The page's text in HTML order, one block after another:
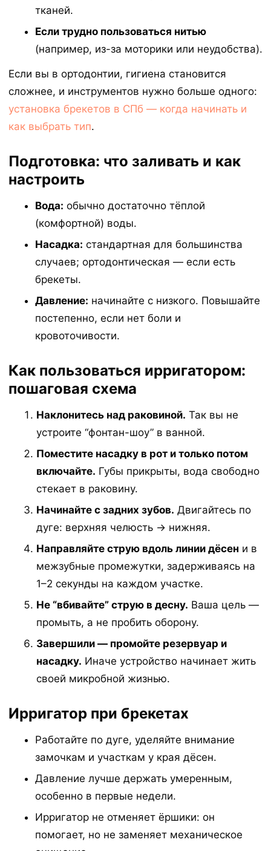
тканей.
Если трудно пользоваться нитью
(например, из-за моторики или неудобства).
Если вы в ортодонтии, гигиена становится
сложнее, и инструментов нужно больше одного:
установка брекетов в СПб — когда начинать и
как выбрать тип.
Подготовка: что заливать и как
настроить
Вода: обычно достаточно тёплой
(комфортной) воды.
Насадка: стандартная для большинства
случаев; ортодонтическая — если есть
брекеты.
Давление: начинайте с низкого. Повышайте
постепенно, если нет боли и
кровоточивости.
Как пользоваться ирригатором:
пошаговая схема
Наклонитесь над раковиной. Так вы не
устроите “фонтан-шоу” в ванной.
Поместите насадку в рот и только потом
включайте. Губы прикрыты, вода свободно
стекает в раковину.
Начинайте с задних зубов. Двигайтесь по
дуге: верхняя челюсть → нижняя.
Направляйте струю вдоль линии дёсен и в
межзубные промежутки, задерживаясь на
1–2 секунды на каждом участке.
Не “вбивайте” струю в десну. Ваша цель —
промыть, а не пробить оборону.
Завершили — промойте резервуар и
насадку. Иначе устройство начинает жить
своей микробной жизнью.
Ирригатор при брекетах
Работайте по дуге, уделяйте внимание
замочкам и участкам у края дёсен.
Давление лучше держать умеренным,
особенно в первые недели.
Ирригатор не отменяет ёршики: он
помогает, но не заменяет механическое